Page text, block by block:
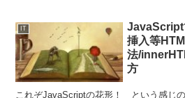
IT
JavaScript
挿入等
法/
方
これぞJavaScriptの花形！ という感じ